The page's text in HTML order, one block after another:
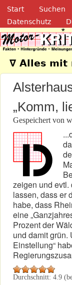
Navigation
Start Suchen
Datenschutz
∇ Alles mit
„Komm,
Gespeichert von
zeigen und evtl.
lassen, dass er
habe, dass
eine
Prozent der
und damit grün.
Einstellung“
Durchschnitt: 4.9